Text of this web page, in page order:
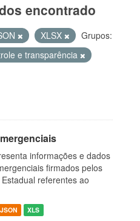
encontrado
XLSX
Grupos:
e transparência
informações e dados
firmados pelos
referentes ao
JSON XLS